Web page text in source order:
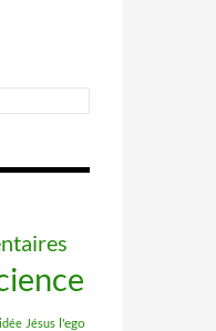
idée Jésus l'ego